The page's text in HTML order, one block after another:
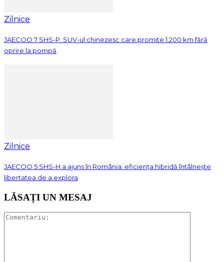
Zilnice
JAECOO 7 SHS-P: SUV-ul chinezesc care promite 1.200 km fără
oprire la pompă
Zilnice
JAECOO 5 SHS-H a ajuns în România: eficiența hibridă întâlnește
libertatea de a explora
LĂSAȚI UN MESAJ